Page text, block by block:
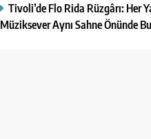
Tivoli’de Flo Rida Rüzgârı: Her
Müziksever Aynı Sahne Önünde